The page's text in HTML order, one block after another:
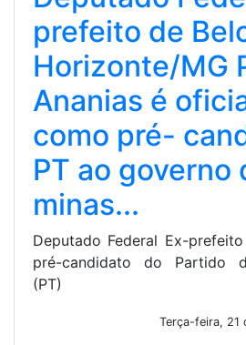
prefeito de
Horizonte/MG
Ananias é
como pré-
PT ao governo
minas...
Deputado Federal Ex-
pré-candidato do Partido
(PT)
Terça-feira, 21